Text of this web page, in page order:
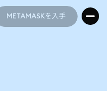
METAMASKを入手